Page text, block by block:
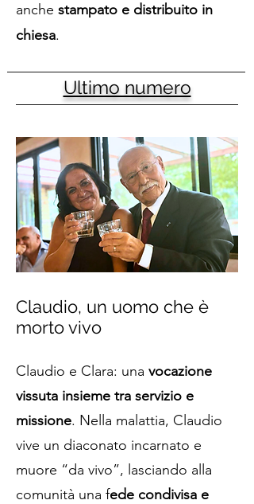
anche stampato e distribuito in
chiesa.
Ultimo numero
Claudio, un uomo che è
morto vivo
Claudio e Clara: una vocazione
vissuta insieme tra servizio e
missione. Nella malattia, Claudio
vive un diaconato incarnato e
muore “da vivo”, lasciando alla
comunità una fede condivisa e